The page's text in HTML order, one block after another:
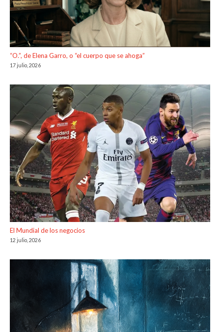
“O.”, de Elena Garro, o “el cuerpo que se ahoga”
17 julio, 2026
El Mundial de los negocios
12 julio, 2026